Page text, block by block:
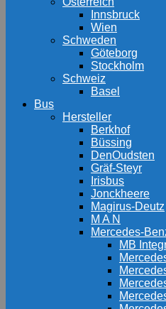
Innsbruck
Wien
Schweden
Göteborg
Stockholm
Schweiz
Basel
Bus
Hersteller
Berkhof
Büssing
DenOudsten
Gräf-Steyr
Irisbus
Jonckheere
Magirus-Deutz
M A N
Mercedes-
MB